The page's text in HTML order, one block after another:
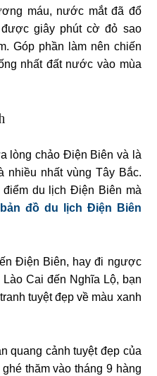
máu, nước mắt đã đổ
giây phút cờ đỏ sao
Góp phần làm nên chiến
nhất đất nước vào mùa
lòng chảo Điện Biên và là
nhiều nhất vùng Tây Bắc.
du lịch Điện Biên mà
bản đồ du lịch Điện Biên
Điện Biên, hay đi ngược
Cai đến Nghĩa Lộ, bạn
tuyệt đẹp về màu xanh
quang cảnh tuyệt đẹp của
thăm vào tháng 9 hàng